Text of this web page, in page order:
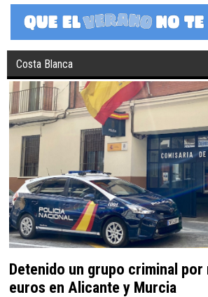
Costa Blanca
Detenido un grupo criminal por
euros en Alicante y Murcia